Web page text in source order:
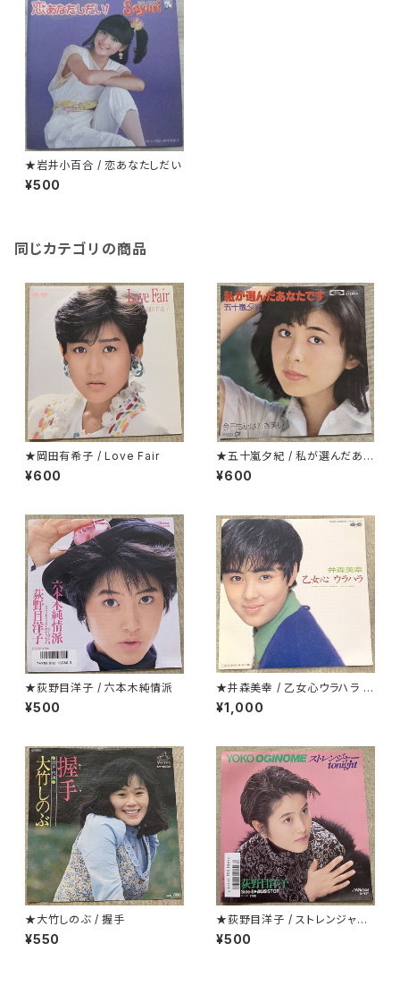
★岩井小百合 / 恋あなたしだい
¥500
同じカテゴリの商品
★岡田有希子 / Love Fair
¥600
★五十嵐夕紀 / 私が選んだあな
たです
¥600
★荻野目洋子 / 六本木純情派
¥500
★井森美幸 / 乙女心ウラハラ プ
ロモ
¥1,000
★大竹しのぶ / 握手
¥550
★荻野目洋子 / ストレンジャーt
onight
¥500